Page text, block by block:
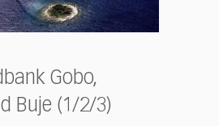
Gobo,
Buje (1/2/3)